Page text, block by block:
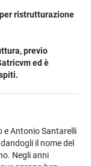
ristrutturazione
previo
ed è
e Antonio Santarelli
il nome del
Negli anni